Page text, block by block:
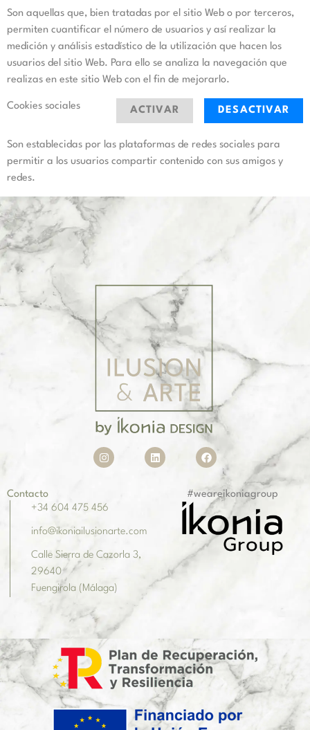
Son aquellas que, bien tratadas por el sitio Web o por terceros,
permiten cuantificar el número de usuarios y así realizar la
medición y análisis estadístico de la utilización que hacen los
usuarios del sitio Web. Para ello se analiza la navegación que
realizas en este sitio Web con el fin de mejorarlo.
Cookies sociales ACTIVAR DESACTIVAR
Son establecidas por las plataformas de redes sociales para
permitir a los usuarios compartir contenido con sus amigos y
redes.
Contacto
+34 604 475 456
info@ikoniailusionarte.com
Calle Sierra de Cazorla 3,
29640
Fuengirola (Málaga)
#weareikoniagroup